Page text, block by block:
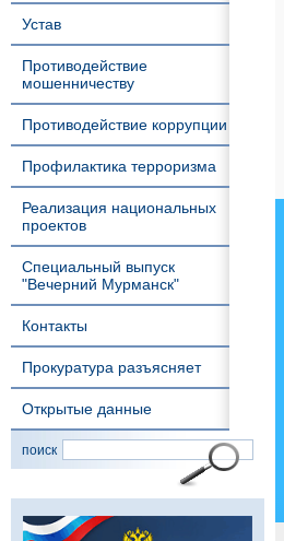
Устав
Противодействие
мошенничеству
Противодействие коррупции
Профилактика терроризма
Реализация национальных
проектов
Специальный выпуск
"Вечерний Мурманск"
Контакты
Прокуратура разъясняет
Открытые данные
поиск